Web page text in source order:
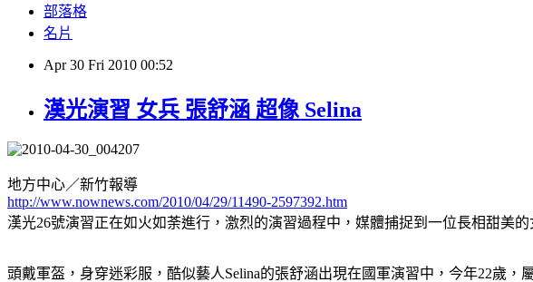
部落格
名片
Apr 30 Fri 2010 00:52
漢光演習 女兵 張舒涵 超像 Selina
地方中心／新竹報導
http://www.nownews.com/2010/04/29/11490-2597392.htm
漢光26號演習正在如火如荼進行，激烈的演習過程中，媒體捕捉到一位長相甜美
頭戴軍盔，身穿迷彩服，酷似藝人Selina的張舒涵出現在國軍演習中，今年22歲